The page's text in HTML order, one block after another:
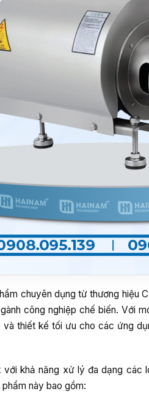
chuyên dụng từ thương hiệu
công nghiệp chế biến. Với
thiết kế tối ưu cho các ứng
với khả năng xử lý đa dạng
này bao gồm: